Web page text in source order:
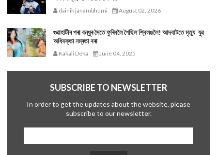
dainik janambhumi August 02, 2026
গুৱাহাটীৰ পৰা বন্ধুৰ সৈতে ফুৰিবলৈ গৈছিল শ্বিলঙলৈ! আদবাটতে মৃত্যু যুৱ
অধিবক্তা নম্ৰতা বৰা
Kakali Deka June 04, 2025
SUBSCRIBE TO NEWSLETTER
In order to get the updates about the website, please
subscribe to our newsletter.